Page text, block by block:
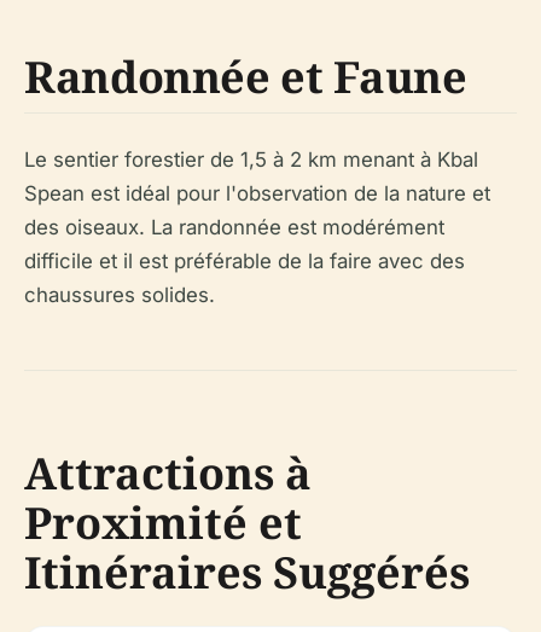
Randonnée et Faune
Le sentier forestier de 1,5 à 2 km menant à Kbal
Spean est idéal pour l'observation de la nature et
des oiseaux. La randonnée est modérément
difficile et il est préférable de la faire avec des
chaussures solides.
Attractions à
Proximité et
Itinéraires Suggérés